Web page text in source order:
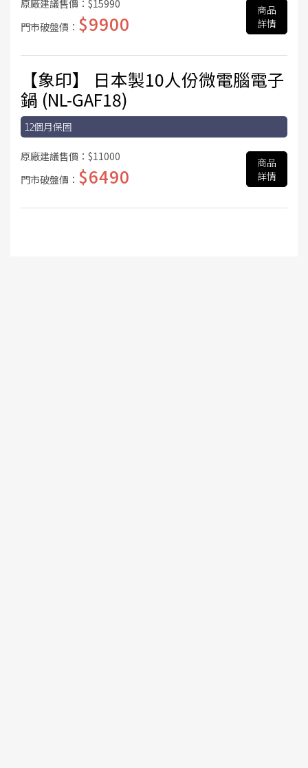
原廠建議售價： $15990
門市破盤價： $9900
商品
詳情
【象印】 日本製10人份微電腦電子
鍋 (NL-GAF18)
12個月保固
原廠建議售價： $11000
門市破盤價： $6490
商品
詳情